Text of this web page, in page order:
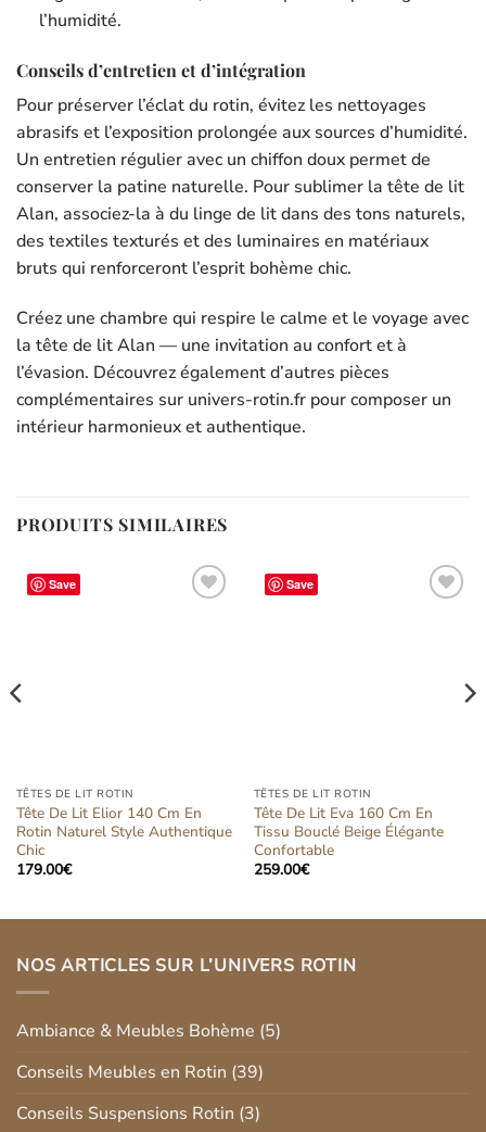
l’humidité.
Conseils d’entretien et d’intégration
Pour préserver l’éclat du rotin, évitez les nettoyages
abrasifs et l’exposition prolongée aux sources d’humidité.
Un entretien régulier avec un chiffon doux permet de
conserver la patine naturelle. Pour sublimer la tête de lit
Alan, associez-la à du linge de lit dans des tons naturels,
des textiles texturés et des luminaires en matériaux
bruts qui renforceront l’esprit bohème chic.
Créez une chambre qui respire le calme et le voyage avec
la tête de lit Alan — une invitation au confort et à
l’évasion. Découvrez également d’autres pièces
complémentaires sur univers-rotin.fr pour composer un
intérieur harmonieux et authentique.
PRODUITS SIMILAIRES
Save
TÊTES DE LIT ROTIN
Tête De Lit Elior 140 Cm En
Rotin Naturel Style Authentique
Chic
179.00€
Save
TÊTES DE LIT ROTIN
Tête De Lit Eva 160 Cm En
Tissu Bouclé Beige Élégante
Confortable
259.00€
NOS ARTICLES SUR L’UNIVERS ROTIN
Ambiance & Meubles Bohème (5)
Conseils Meubles en Rotin (39)
Conseils Suspensions Rotin (3)